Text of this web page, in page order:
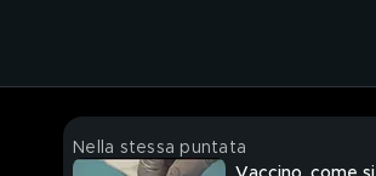
Nella stessa puntata